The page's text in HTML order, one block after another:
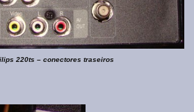
220ts – conectores traseiros